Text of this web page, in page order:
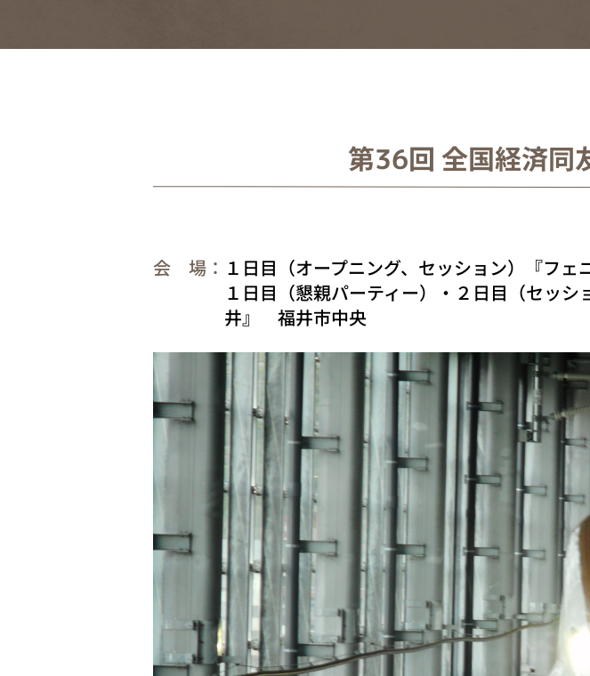
第36回 全国経済同
会 場： １日目（オープニング、セッション）『フ
１日目（懇親パーティー）・２日目（セッ
井』 福井市中央